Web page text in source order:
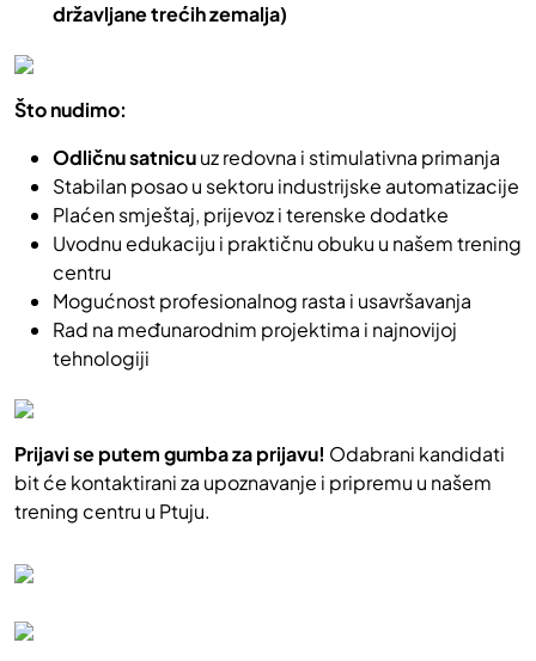
državljane trećih zemalja)
Što nudimo:
Odličnu satnicuuz redovna i stimulativna primanja
Stabilan posao u sektoru industrijske automatizacije
Plaćen smještaj, prijevoz i terenske dodatke
Uvodnu edukaciju i praktičnu obuku u našem trening
centru
Mogućnost profesionalnog rasta i usavršavanja
Rad na međunarodnim projektima i najnovijoj
tehnologiji
Prijavi se putem gumba za prijavu! Odabrani kandidati
bit će kontaktirani za upoznavanje i pripremu u našem
trening centru u Ptuju.